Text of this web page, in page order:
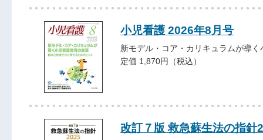
小児看護 2026年8月号
新モデル・コア・カリキュラムが導
定価 1,870円（税込）
改訂７版 救急蘇生法の指針